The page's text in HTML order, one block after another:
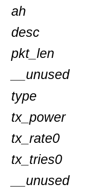
ah
desc
pkt_len
__unused
type
tx_power
tx_rate0
tx_tries0
__unused